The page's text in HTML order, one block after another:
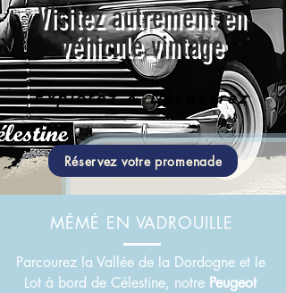
Visitez autrement en
véhicule vintage
Explorez & Découvrez
Réservez votre promenade
Parcourez la Vallée de la Dordogne et le
Lot à bord de Célestine, notre Peugeot
MÉMÉ EN VADROUILLE